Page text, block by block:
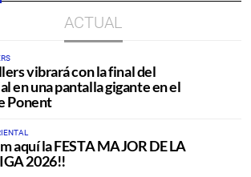
ACTUAL
vibrará con la final del
en una pantalla gigante en el
Ponent
aquí la FESTA MAJOR DE LA
2026!!